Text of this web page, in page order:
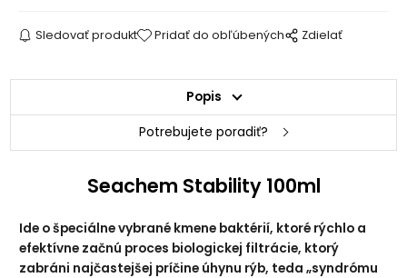
Sledovať produkt Pridať do obľúbených Zdielať
Popis
Potrebujete poradiť?
Seachem Stability 100ml
Ide o špeciálne vybrané kmene baktérií, ktoré rýchlo a
efektívne začnú proces biologickej filtrácie, ktorý
zabráni najčastejšej príčine úhynu rýb, teda „syndrómu